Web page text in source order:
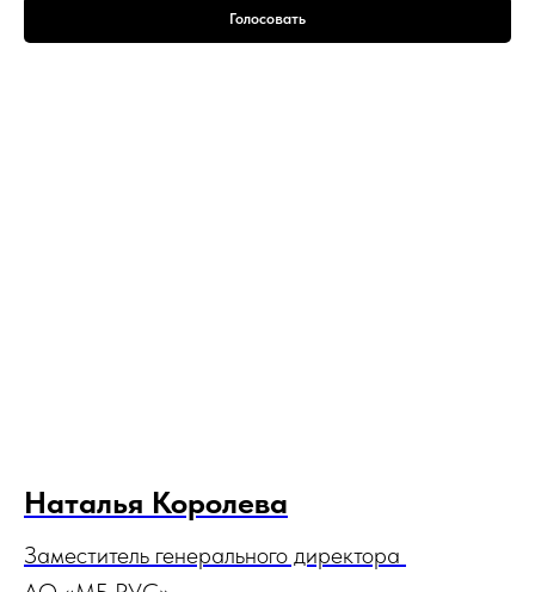
Голосовать
Наталья Королева
Заместитель генерального директора